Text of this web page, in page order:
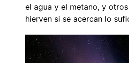
el agua y el metano, y
hierven si se acercan lo